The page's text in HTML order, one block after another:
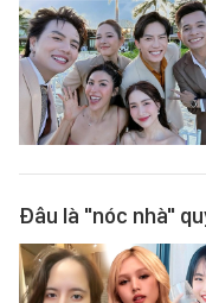
Đâu là "nóc nhà"